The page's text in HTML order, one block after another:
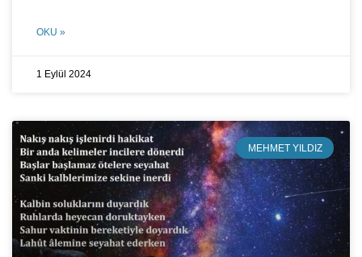
OKU »
1 Eylül 2024
MEHMET YILDIZ